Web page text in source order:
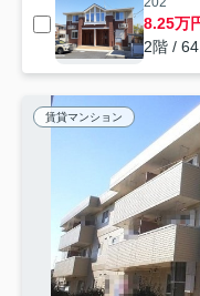
8.25万
2階 /
賃貸マンション